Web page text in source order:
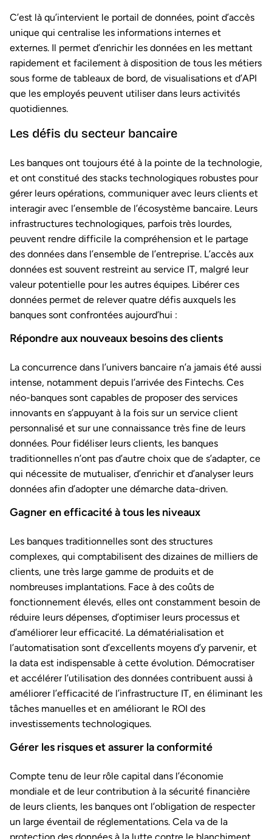
C’est là qu’intervient le portail de données, point d’accès
unique qui centralise les informations internes et
externes. Il permet d’enrichir les données en les mettant
rapidement et facilement à disposition de tous les métiers
sous forme de tableaux de bord, de visualisations et d’API
que les employés peuvent utiliser dans leurs activités
quotidiennes.
Les défis du secteur bancaire
Les banques ont toujours été à la pointe de la technologie,
et ont constitué des stacks technologiques robustes pour
gérer leurs opérations, communiquer avec leurs clients et
interagir avec l’ensemble de l’écosystème bancaire. Leurs
infrastructures technologiques, parfois très lourdes,
peuvent rendre difficile la compréhension et le partage
des données dans l’ensemble de l’entreprise. L’accès aux
données est souvent restreint au service IT, malgré leur
valeur potentielle pour les autres équipes. Libérer ces
données permet de relever quatre défis auxquels les
banques sont confrontées aujourd’hui :
Répondre aux nouveaux besoins des clients
La concurrence dans l’univers bancaire n’a jamais été aussi
intense, notamment depuis l’arrivée des Fintechs. Ces
néo-banques sont capables de proposer des services
innovants en s’appuyant à la fois sur un service client
personnalisé et sur une connaissance très fine de leurs
données. Pour fidéliser leurs clients, les banques
traditionnelles n’ont pas d’autre choix que de s’adapter, ce
qui nécessite de mutualiser, d’enrichir et d’analyser leurs
données afin d’adopter une démarche data-driven.
Gagner en efficacité à tous les niveaux
Les banques traditionnelles sont des structures
complexes, qui comptabilisent des dizaines de milliers de
clients, une très large gamme de produits et de
nombreuses implantations. Face à des coûts de
fonctionnement élevés, elles ont constamment besoin de
réduire leurs dépenses, d’optimiser leurs processus et
d’améliorer leur efficacité. La dématérialisation et
l’automatisation sont d’excellents moyens d’y parvenir, et
la data est indispensable à cette évolution. Démocratiser
et accélérer l’utilisation des données contribuent aussi à
améliorer l’efficacité de l’infrastructure IT, en éliminant les
tâches manuelles et en améliorant le ROI des
investissements technologiques.
Gérer les risques et assurer la conformité
Compte tenu de leur rôle capital dans l’économie
mondiale et de leur contribution à la sécurité financière
de leurs clients, les banques ont l’obligation de respecter
un large éventail de réglementations. Cela va de la